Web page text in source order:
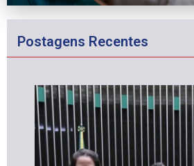
Postagens Recentes